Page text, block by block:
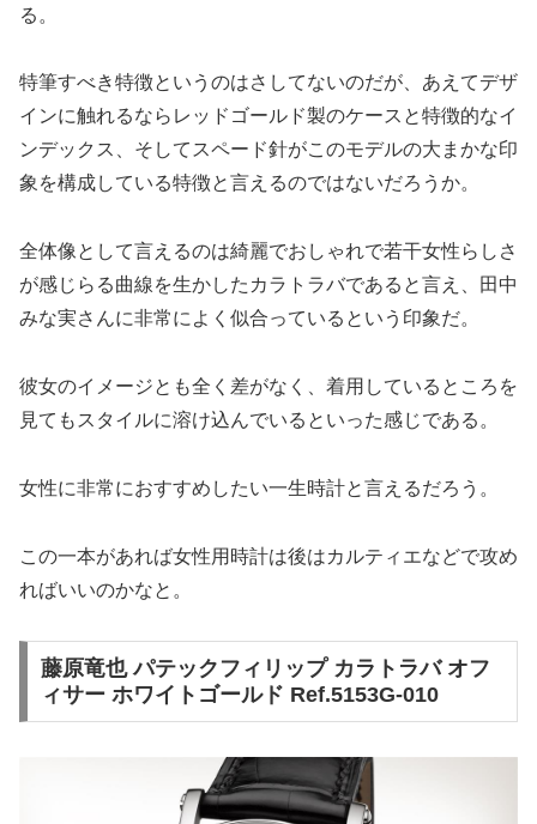
る。
特筆すべき特徴というのはさしてないのだが、あえてデザ
インに触れるならレッドゴールド製のケースと特徴的なイ
ンデックス、そしてスペード針がこのモデルの大まかな印
象を構成している特徴と言えるのではないだろうか。
全体像として言えるのは綺麗でおしゃれで若干女性らしさ
が感じらる曲線を生かしたカラトラバであると言え、田中
みな実さんに非常によく似合っているという印象だ。
彼女のイメージとも全く差がなく、着用しているところを
見てもスタイルに溶け込んでいるといった感じである。
女性に非常におすすめしたい一生時計と言えるだろう。
この一本があれば女性用時計は後はカルティエなどで攻め
ればいいのかなと。
藤原竜也 パテックフィリップ カラトラバ オフ
ィサー ホワイトゴールド Ref.5153G-010